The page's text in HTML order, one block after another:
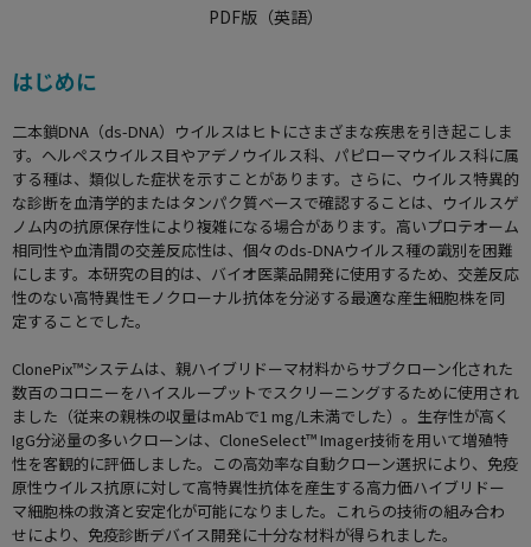
PDF版（英語）
はじめに
二本鎖DNA（ds-DNA）ウイルスはヒトにさまざまな疾患を引き起こしま
す。ヘルペスウイルス目やアデノウイルス科、パピローマウイルス科に属
する種は、類似した症状を示すことがあります。さらに、ウイルス特異的
な診断を血清学的またはタンパク質ベースで確認することは、ウイルスゲ
ノム内の抗原保存性により複雑になる場合があります。高いプロテオーム
相同性や血清間の交差反応性は、個々のds-DNAウイルス種の識別を困難
にします。本研究の目的は、バイオ医薬品開発に使用するため、交差反応
性のない高特異性モノクローナル抗体を分泌する最適な産生細胞株を同
定することでした。
ClonePix™システムは、親ハイブリドーマ材料からサブクローン化された
数百のコロニーをハイスループットでスクリーニングするために使用され
ました（従来の親株の収量はmAbで1 mg/L未満でした）。生存性が高く
IgG分泌量の多いクローンは、CloneSelect™ Imager技術を用いて増殖特
性を客観的に評価しました。この高効率な自動クローン選択により、免疫
原性ウイルス抗原に対して高特異性抗体を産生する高力価ハイブリドー
マ細胞株の救済と安定化が可能になりました。これらの技術の組み合わ
せにより、免疫診断デバイス開発に十分な材料が得られました。